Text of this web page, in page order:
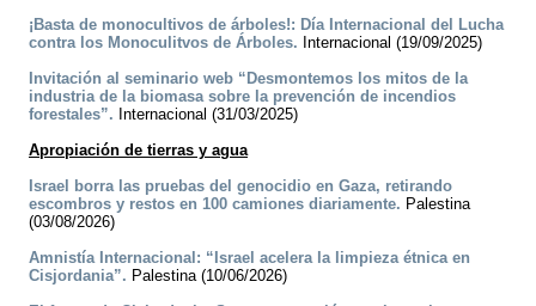
¡Basta de monocultivos de árboles!: Día Internacional del Lucha
contra los Monoculitvos de Árboles. Internacional (19/09/2025)
Invitación al seminario web “Desmontemos los mitos de la
industria de la biomasa sobre la prevención de incendios
forestales”. Internacional (31/03/2025)
Apropiación de tierras y agua
Israel borra las pruebas del genocidio en Gaza, retirando
escombros y restos en 100 camiones diariamente. Palestina
(03/08/2026)
Amnistía Internacional: “Israel acelera la limpieza étnica en
Cisjordania”. Palestina (10/06/2026)